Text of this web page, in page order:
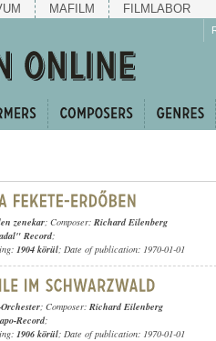
MAFILM FILMLABOR
zenekar; Composer: Richard Eilenberg
Record;
1904 körül; Date of publication: 1970-01-01
; Composer: Richard Eilenberg
Record;
1906 körül; Date of publication: 1970-01-01